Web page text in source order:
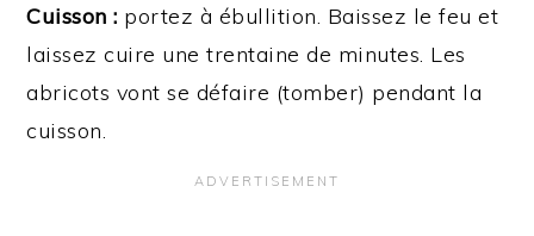
Cuisson : portez à ébullition. Baissez le feu et
laissez cuire une trentaine de minutes. Les
abricots vont se défaire (tomber) pendant la
cuisson.